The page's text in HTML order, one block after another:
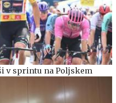
v sprintu na Poljskem